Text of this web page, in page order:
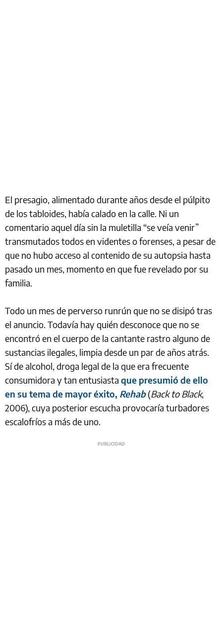
El presagio, alimentado durante años desde el púlpito
de los tabloides, había calado en la calle. Ni un
comentario aquel día sin la muletilla “se veía venir”
transmutados todos en videntes o forenses, a pesar de
que no hubo acceso al contenido de su autopsia hasta
pasado un mes, momento en que fue revelado por su
familia.
Todo un mes de perverso runrún que no se disipó tras
el anuncio. Todavía hay quién desconoce que no se
encontró en el cuerpo de la cantante rastro alguno de
sustancias ilegales, limpia desde un par de años atrás.
Sí de alcohol, droga legal de la que era frecuente
consumidora y tan entusiasta que presumió de ello
en su tema de mayor éxito, Rehab (Back to Black,
2006), cuya posterior escucha provocaría turbadores
escalofríos a más de uno.